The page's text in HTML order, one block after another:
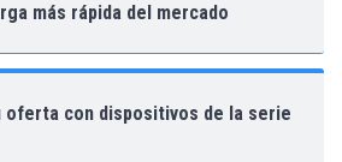
más rápida del mercado
oferta con dispositivos de la serie